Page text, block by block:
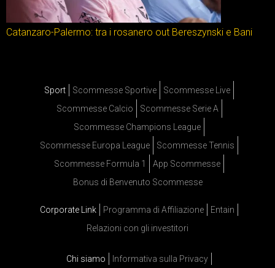
Catanzaro-Palermo: tra i rosanero out Bereszynski e Bani
Sport Scommesse Sportive
Scommesse Live
Scommesse Calcio
Scommesse Serie A
Scommesse Champions League
Scommesse Europa League
Scommesse Tennis
Scommesse Formula 1
App Scommesse
Bonus di Benvenuto Scommesse
Corporate Link Programma di Affiliazione
Entain
Relazioni con gli investitori
Chi siamo
Informativa sulla Privacy